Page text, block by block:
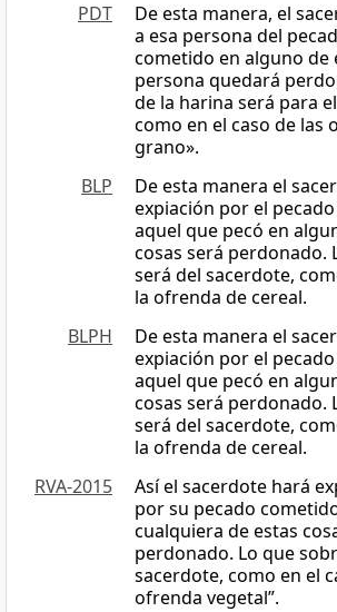
PDT
De esta manera, el
a esa persona del
cometido en alguno de
persona quedará
de la harina será para
como en el caso de las
grano».
BLP
De esta manera el
expiación por el
aquel que pecó en
cosas será perdonado.
será del sacerdote,
la ofrenda de cereal.
BLPH
De esta manera el
expiación por el
aquel que pecó en
cosas será perdonado.
será del sacerdote,
la ofrenda de cereal.
RVA-2015
Así el sacerdote hará
por su pecado
cualquiera de estas
perdonado. Lo que
sacerdote, como en el
ofrenda vegetal”.